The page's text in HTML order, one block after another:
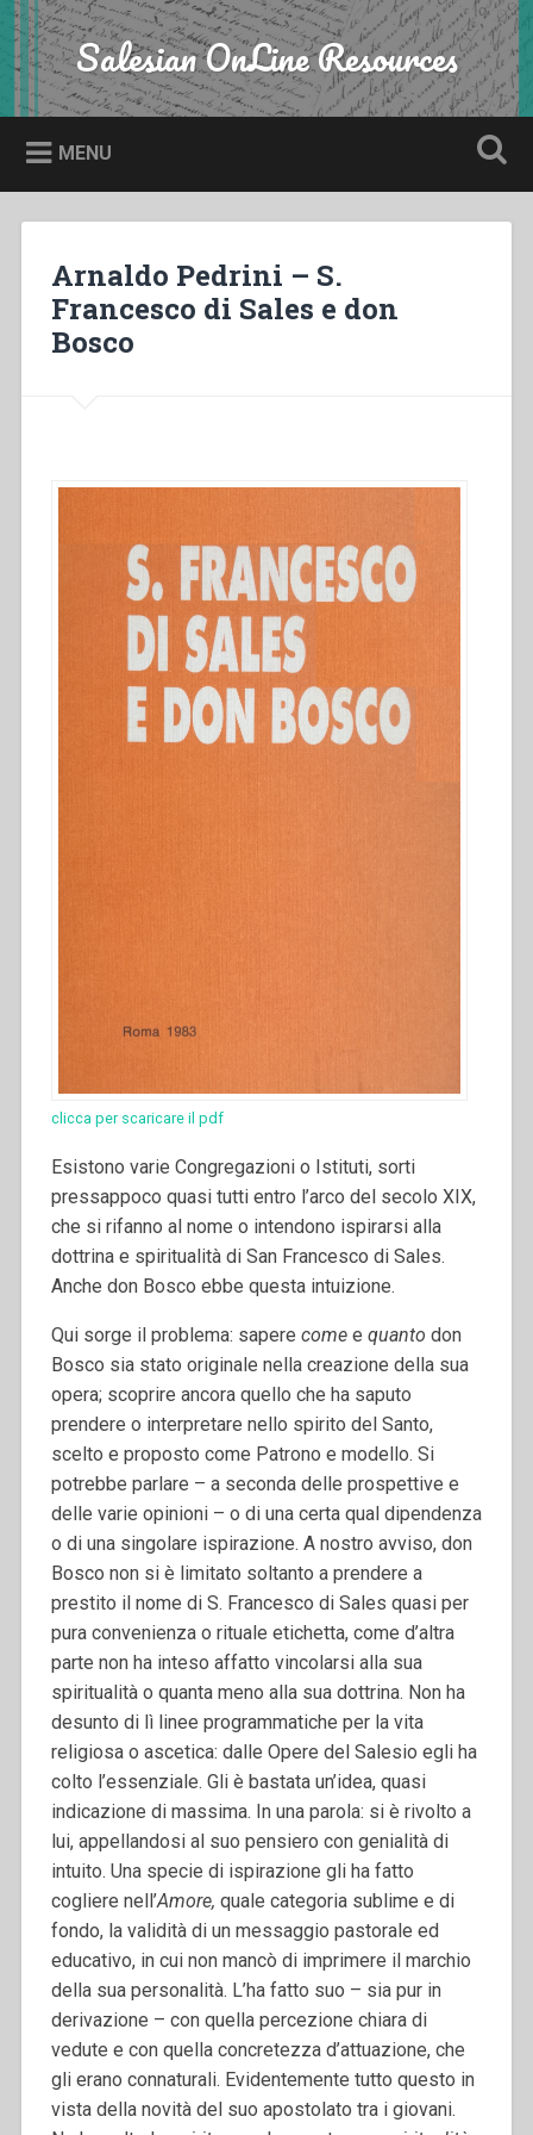
Skip
to
content
Search Salesian OnLine Resources
MENU
Arnaldo Pedrini – S.
Francesco di Sales e don
Bosco
clicca per scaricare il pdf
Esistono varie Congregazioni o Istituti, sorti
pressappoco quasi tutti entro l’arco del secolo XIX,
che si rifanno al nome o intendono ispirarsi alla
dottrina e spiritualità di San Francesco di Sales.
Anche don Bosco ebbe questa intuizione.
Qui sorge il problema: sapere come e quanto don
Bosco sia stato originale nella creazione della sua
opera; scoprire ancora quello che ha saputo
prendere o interpretare nello spirito del Santo,
scelto e proposto come Patrono e modello. Si
potrebbe parlare – a seconda delle prospettive e
delle varie opinioni – o di una certa qual dipendenza
o di una singolare ispirazione. A nostro avviso, don
Bosco non si è limitato soltanto a prendere a
prestito il nome di S. Francesco di Sales quasi per
pura convenienza o rituale etichetta, come d’altra
parte non ha inteso affatto vincolarsi alla sua
spiritualità o quanta meno alla sua dottrina. Non ha
desunto di lì linee programmatiche per la vita
religiosa o ascetica: dalle Opere del Salesio egli ha
colto l’essenziale. Gli è bastata un’idea, quasi
indicazione di massima. In una parola: si è rivolto a
lui, appellandosi al suo pensiero con genialità di
intuito. Una specie di ispirazione gli ha fatto
cogliere nell’Amore, quale categoria sublime e di
fondo, la validità di un messaggio pastorale ed
educativo, in cui non mancò di imprimere il marchio
della sua personalità. L’ha fatto suo – sia pur in
derivazione – con quella percezione chiara di
vedute e con quella concretezza d’attuazione, che
gli erano connaturali. Evidentemente tutto questo in
vista della novità del suo apostolato tra i giovani.